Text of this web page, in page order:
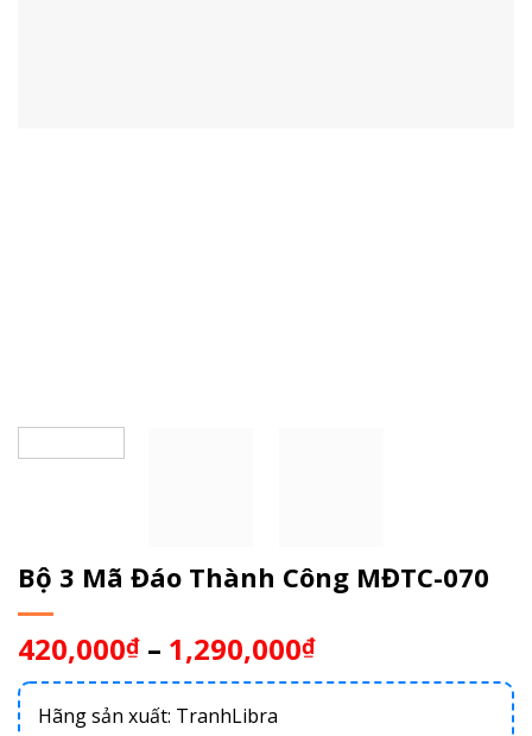
Bộ 3 Mã Đáo Thành Công MĐTC-070
420,000₫ – 1,290,000₫
Hãng sản xuất: TranhLibra